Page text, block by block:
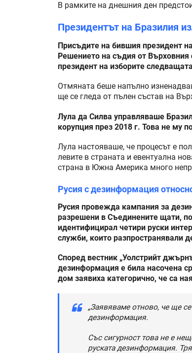
В рамките на днешния ден
Президентът на Бразилия
Присъдите на бившия президент
Решението на съдия от
президент на изборите
Отмяната беше напълно
ще се гледа от пълен състав на
Лула да Силва управляваше
корупция през 2018 г. Това не му
Лула настояваше, че процесът е
левите в страната и евентуална
страна в Южна Америка много
Русия с дезинформация
Русия провежда кампания за
разрешени в Съединените щати,
идентифицирал четири руски
служби, които разпространявали
Според вестник „Уолстрийт
дезинформация е била насочена
дом заявиха категорично, че са
„Заявяваме отново, че ще
дезинформация.
Със сигурност това не е
руската дезинформация.